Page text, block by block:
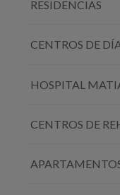
RESIDENCIAS
CENTROS DE
HOSPITAL
CENTROS DE